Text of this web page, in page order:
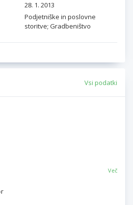
28. 1. 2013
Podjetniške in poslovne
storitve; Gradbeništvo
Vsi podatki
Več